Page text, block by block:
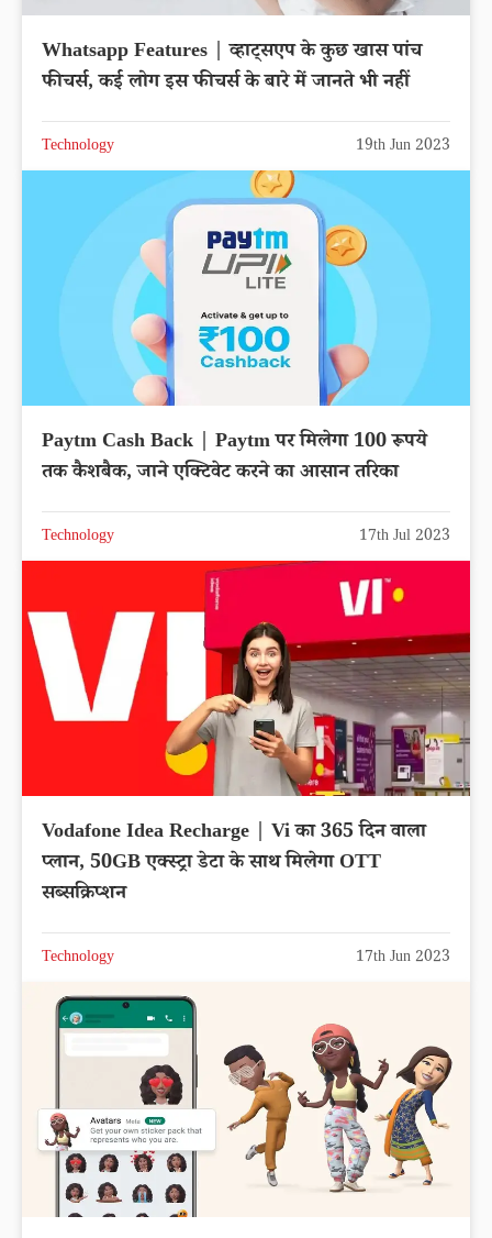
Whatsapp Features | व्हाट्सएप के कुछ खास पांच
फीचर्स, कई लोग इस फीचर्स के बारे में जानते भी नहीं
Technology 19th Jun 2023
Paytm Cash Back | Paytm पर मिलेगा 100 रूपये
तक कैशबैक, जाने एक्टिवेट करने का आसान तरिका
Technology 17th Jul 2023
Vodafone Idea Recharge | Vi का 365 दिन वाला
प्लान, 50GB एक्स्ट्रा डेटा के साथ मिलेगा OTT
सब्सक्रिप्शन
Technology 17th Jun 2023